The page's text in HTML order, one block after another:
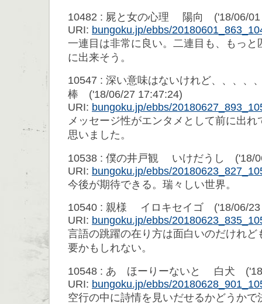
10482 : 屍と女の心理 陽向 ('18/06/01
URI: bungoku.jp/ebbs/
一連目は非常に良い。二連目も、もっと
に出来そう。
10547 : 深い意味はないけれど、、、
棒 ('18/06/27 17:47:24)
URI: bungoku.jp/ebbs/
メッセージ性がエンタメとして前に出
思いました。
10538 : 僕の井戸観 いけだうし ('18/
URI: bungoku.jp/ebbs/
今後が期待できる。瑞々しい世界。
10540 : 親様 イロキセイゴ ('18/06/23
URI: bungoku.jp/ebbs/
言語の跳躍の在り方は面白いのだけれど
要かもしれない。
10548 : あ ほーりーないと 白犬 ('18/
URI: bungoku.jp/ebbs/
空行の中に詩情を見いだせるかどうかで